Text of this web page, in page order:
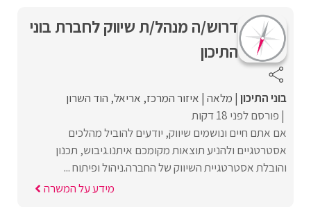
דרוש/ה מנהל/ת שיווק לחברת בוני
התיכון
בוני התיכון מלאה איזור המרכז אריאל הוד השרון
פורסם לפני 18 דקות
אם אתם חיים ונושמים שיווק, יודעים להוביל מהלכים
אסטרטגיים ולהניע תוצאות מקומכם איתנו.גיבוש, תכנון
והובלת אסטרטגיית השיווק של החברה.ניהול ופיתוח ...
מידע על המשרה